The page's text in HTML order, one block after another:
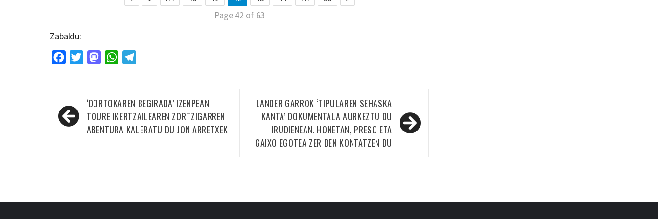
Page 42 of 63
Zabaldu:
FacebookTwitterMastodonWhatsApp
Bidalketetan
zehar
nabigatu
‘DORTOKAREN BEGIRADA’ IZENPEAN
TOURE IKERTZAILEAREN ZORTZIGARREN
ABENTURA KALERATU DU JON ARRETXEK
LANDER GARROK ‘TIPULAREN SEHASKA
KANTA’ DOKUMENTALA AURKEZTU DU
IRUDIENEAN. HONETAN, PRESO ETA
GAIXO EGOTEA ZER DEN KONTATZEN DU